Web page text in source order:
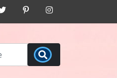
Twitter Pinterest